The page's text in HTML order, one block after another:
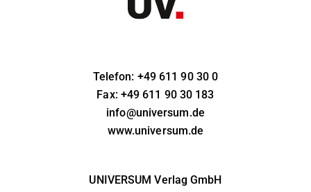
Telefon: +49 611 90 30 0
Fax: +49 611 90 30 183
info@universum.de
www.universum.de
UNIVERSUM Verlag GmbH